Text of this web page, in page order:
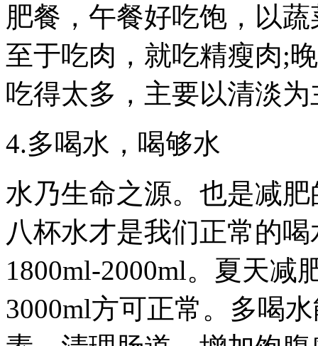
肥餐，午餐好吃饱，以
至于吃肉，就吃精瘦肉;
吃得太多，主要以清淡
4.多喝水，喝够水
水乃生命之源。也是减
八杯水才是我们正常的
1800ml-2000ml。夏天减
3000ml方可正常。多喝